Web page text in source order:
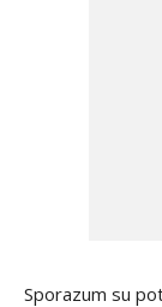
Sporazum su